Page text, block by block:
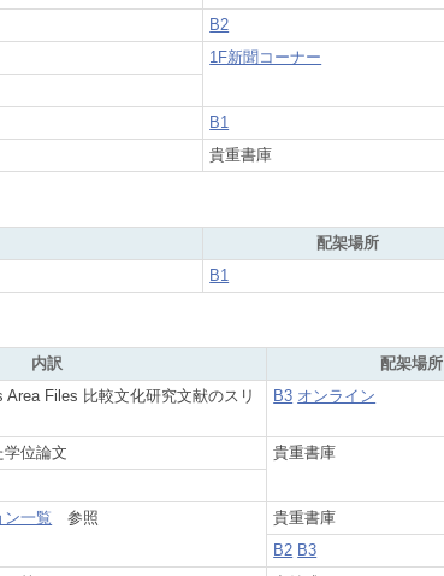
B2
1F新聞コーナー
B1
貴重書庫
配架場所
B1
内訳 配架場所
Area Files 比較文化研究文献のスリ
B3 オンライン
学位論文 貴重書庫
ン一覧 参照 貴重書庫
B2 B3